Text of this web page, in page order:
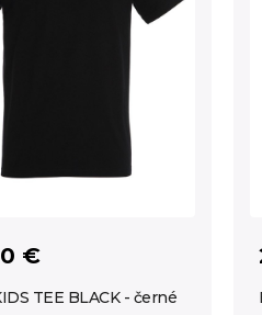
€
TEE BLACK - černé